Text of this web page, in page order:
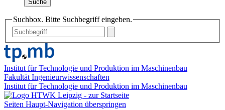
Suche
Suchbox. Bitte Suchbegriff eingeben.
Institut für Technologie und Produktion im Maschinenbau
Fakultät Ingenieurwissenschaften
Institut für Technologie und Produktion im Maschinenbau
Seiten Haupt-Navigation überspringen